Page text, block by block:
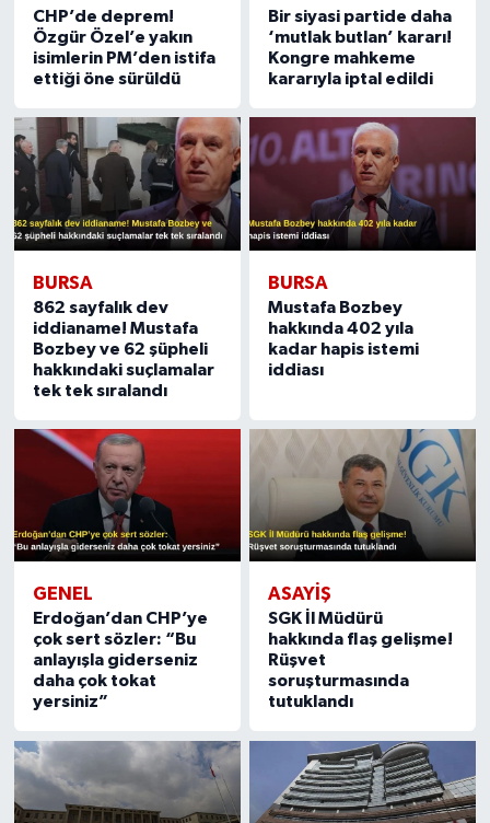
CHP’de deprem!
Özgür Özel’e yakın
isimlerin PM’den istifa
ettiği öne sürüldü
Bir siyasi partide daha
‘mutlak butlan’ kararı!
Kongre mahkeme
kararıyla iptal edildi
BURSA
862 sayfalık dev
iddianame! Mustafa
Bozbey ve 62 şüpheli
hakkındaki suçlamalar
tek tek sıralandı
BURSA
Mustafa Bozbey
hakkında 402 yıla
kadar hapis istemi
iddiası
GENEL
Erdoğan’dan CHP’ye
çok sert sözler: “Bu
anlayışla giderseniz
daha çok tokat
yersiniz”
ASAYIŞ
SGK İl Müdürü
hakkında flaş gelişme!
Rüşvet
soruşturmasında
tutuklandı